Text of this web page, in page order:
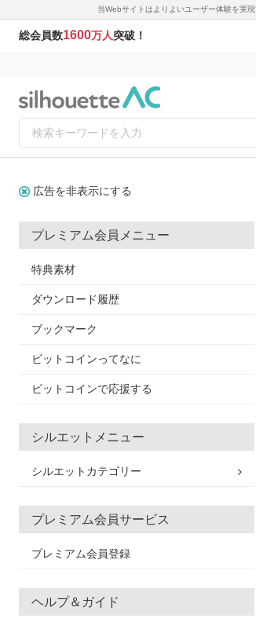
当Webサイトはよりよいユーザー体験を実
総会員数1600万人突破！
広告を非表示にする
プレミアム会員メニュー
特典素材
ダウンロード履歴
ブックマーク
ビットコインってなに
ビットコインで応援する
シルエットメニュー
シルエットカテゴリー
プレミアム会員サービス
プレミアム会員登録
ヘルプ＆ガイド